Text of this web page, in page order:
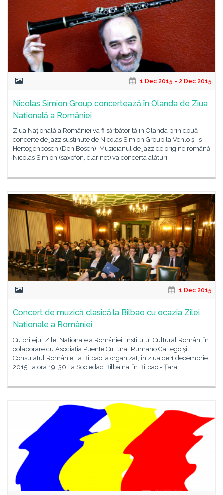
1 Dec 2015 - 2 Dec 2015
Nicolas Simion Group concertează în Olanda de Ziua
Națională a României
Ziua Națională a României va fi sărbătorită în Olanda prin două
concerte de jazz susținute de Nicolas Simion Group la Venlo și 's-
Hertogenbosch (Den Bosch). Muzicianul de jazz de origine română
Nicolas Simion (saxofon, clarinet) va concerta alături
1 Dec 2015
Concert de muzică clasică la Bilbao cu ocazia Zilei
Naționale a României
Cu prilejul Zilei Naționale a României, Institutul Cultural Român, în
colaborare cu Asociația Puente Cultural Rumano Gallego şi
Consulatul României la Bilbao, a organizat, în ziua de 1 decembrie
2015, la ora 19. 30, la Sociedad Bilbaina, în Bilbao - Țara